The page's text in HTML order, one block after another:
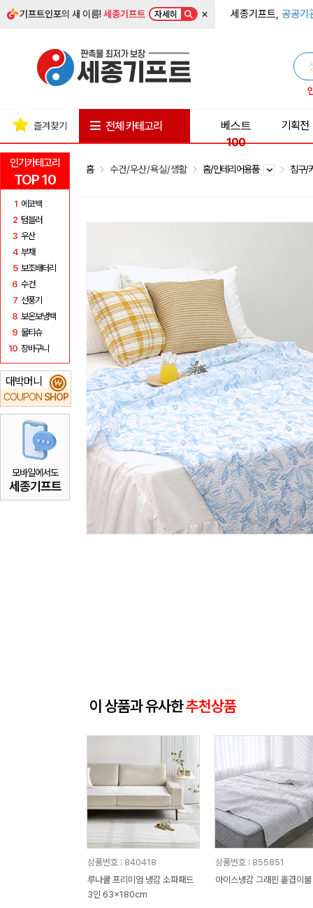
기프트인포의 새 이름!세종기프트 자세히 × 세종기프트, 공공기
인기카테고리
TOP 10
1 에코백
2 텀블러
3 우산
4 부채
5 보조배터리
6 수건
7 선풍기
8 보온보냉백
9 물티슈
10 장바구니
대박머니
COUPON SHOP
₩
모바일에서도
세종기프트
즐겨찾기 전체 카테고리
베스트
100
기획전
홈 수건/우산/욕실/생활 홈/인테리어용품 침구/
이 상품과 유사한추천상품
상품번호 : 840418
루나쿨 프리미엄 냉감 소파패드
3인 63x180cm
상품번호 : 855851
아이스냉감 그래핀 홑겹이불